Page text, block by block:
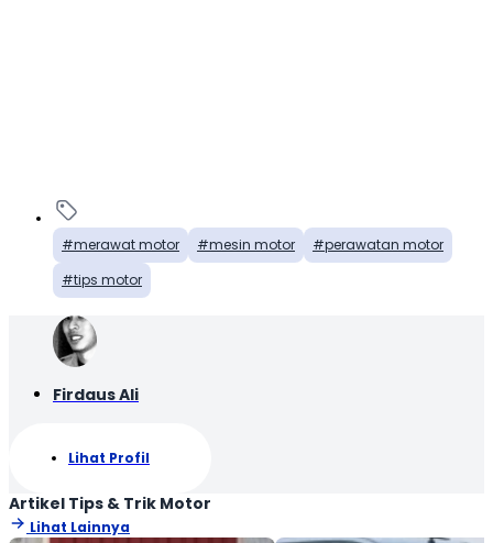
merawat motor mesin motor
perawatan motor
tips motor
Firdaus Ali
Lihat Profil
Artikel Tips & Trik Motor
Lihat Lainnya